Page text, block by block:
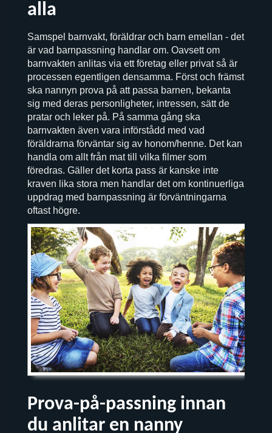
alla
Samspel barnvakt, föräldrar och barn emellan - det
är vad barnpassning handlar om. Oavsett om
barnvakten anlitas via ett företag eller privat så är
processen egentligen densamma. Först och främst
ska nannyn prova på att passa barnen, bekanta
sig med deras personligheter, intressen, sätt de
pratar och leker på. På samma gång ska
barnvakten även vara införstådd med vad
föräldrarna förväntar sig av honom/henne. Det kan
handla om allt från mat till vilka filmer som
föredras. Gäller det korta pass är kanske inte
kraven lika stora men handlar det om kontinuerliga
uppdrag med barnpassning är förväntningarna
oftast högre.
Prova-på-passning innan
du anlitar en nanny